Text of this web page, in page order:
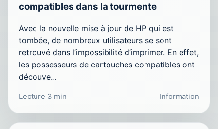
compatibles dans la tourmente
Avec la nouvelle mise à jour de HP qui est
tombée, de nombreux utilisateurs se sont
retrouvé dans l’impossibilité d’imprimer. En effet,
les possesseurs de cartouches compatibles ont
découve…
Lecture 3 min Information